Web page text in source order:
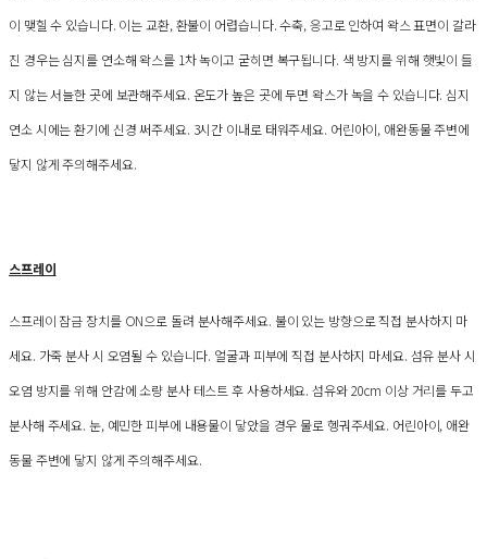
이 맺힐 수 있습니다. 이는 교환, 환불이 어렵습니다. 수축, 응고로 인하여 왁스 표면이 갈라
진 경우는 심지를 연소해 왁스를 1차 녹이고 굳히면 복구됩니다. 색 방지를 위해 햇빛이 들
지 않는 서늘한 곳에 보관해주세요. 온도가 높은 곳에 두면 왁스가 녹을 수 있습니다. 심지
연소 시에는 환기에 신경 써주세요. 3시간 이내로 태워주세요. 어린아이, 애완동물 주변에
닿지 않게 주의해주세요.
스프레이
스프레이 잠금 장치를 ON으로 돌려 분사해주세요. 불이 있는 방향으로 직접 분사하지 마
세요. 가죽 분사 시 오염될 수 있습니다. 얼굴과 피부에 직접 분사하지 마세요. 섬유 분사 시
오염 방지를 위해 안감에 소량 분사 테스트 후 사용하세요. 섬유와 20cm 이상 거리를 두고
분사해 주세요. 눈, 예민한 피부에 내용물이 닿았을 경우 물로 헹궈주세요. 어린아이, 애완
동물 주변에 닿지 않게 주의해주세요.